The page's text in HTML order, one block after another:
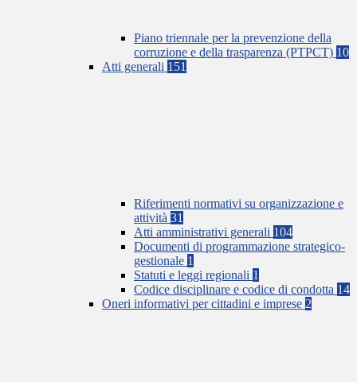
Piano triennale per la prevenzione della
corruzione e della trasparenza (PTPCT) 10
Atti generali 151
Riferimenti normativi su organizzazione e
attività 31
Atti amministrativi generali 104
Documenti di programmazione strategico-
gestionale 1
Statuti e leggi regionali 1
Codice disciplinare e codice di condotta 14
Oneri informativi per cittadini e imprese 2